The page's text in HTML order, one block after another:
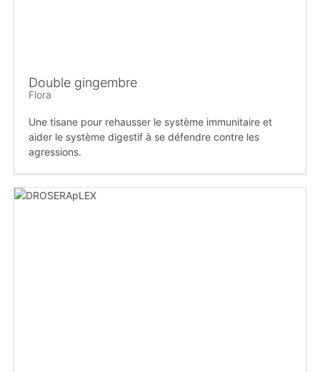
Double gingembre
Flora
Une tisane pour rehausser le système immunitaire et
aider le système digestif à se défendre contre les
agressions.